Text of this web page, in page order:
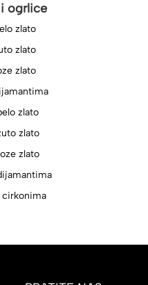
ogrlice
zlato
zlato
zlato
zlato
zlato
zlato
cirkonima